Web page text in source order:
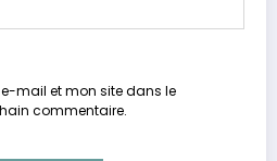
mail et mon site dans le
commentaire.